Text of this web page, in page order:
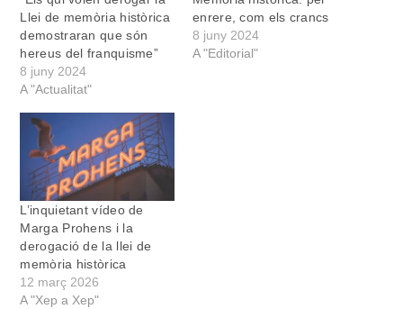
Llei de memòria històrica
demostraran que són
hereus del franquisme”
8 juny 2024
A "Actualitat"
enrere, com els crancs
8 juny 2024
A "Editorial"
L’inquietant vídeo de
Marga Prohens i la
derogació de la llei de
memòria històrica
12 març 2026
A "Xep a Xep"